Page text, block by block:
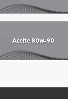
Aceite 80w-90